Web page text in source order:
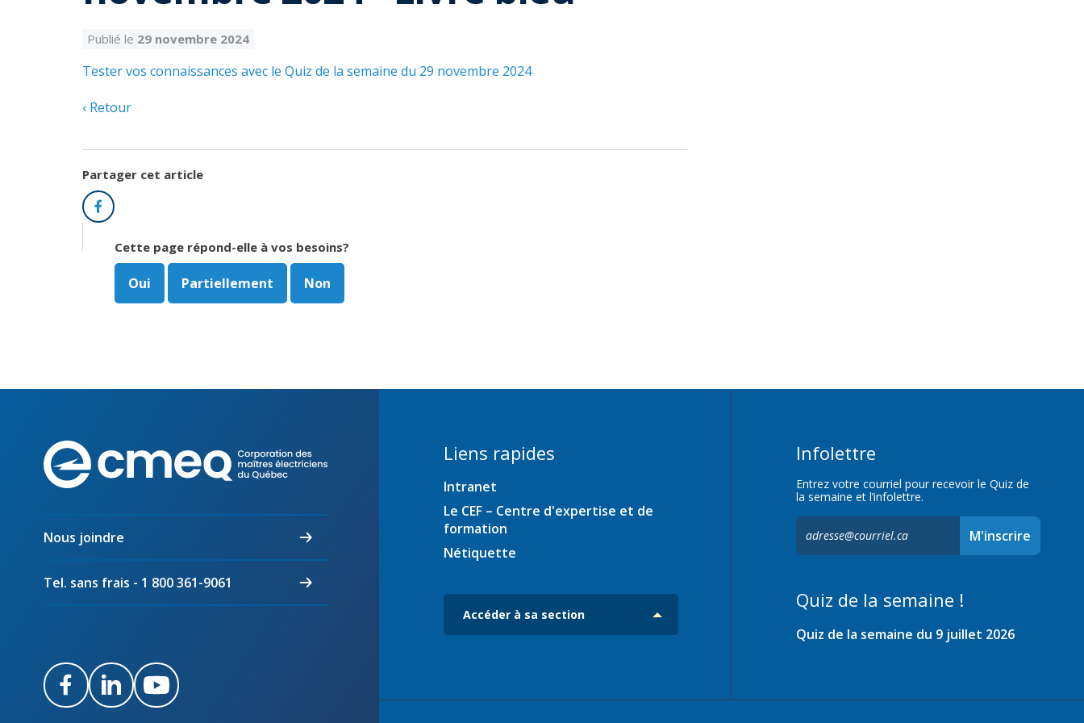
Publié le 29 novembre 2024
Tester vos connaissances avec le Quiz de la semaine du 29 novembre 2024
Retour
Partager cet article
Facebook
Cette page répond-elle à vos besoins?
Oui Partiellement Non
des
Nous joindre
Tel. sans frais - 1 800 361-9061
FacebookLinkedInYoutube
Liens rapides
Intranet
Le CEF – Centre d'expertise et de
formation
Nétiquette
Accéder à sa section
Infolettre
Entrez votre courriel pour recevoir le Quiz de
la semaine et l’infolettre.
S'inscrire
M'inscrire
Quiz de la semaine !
Quiz de la semaine du 9 juillet 2026